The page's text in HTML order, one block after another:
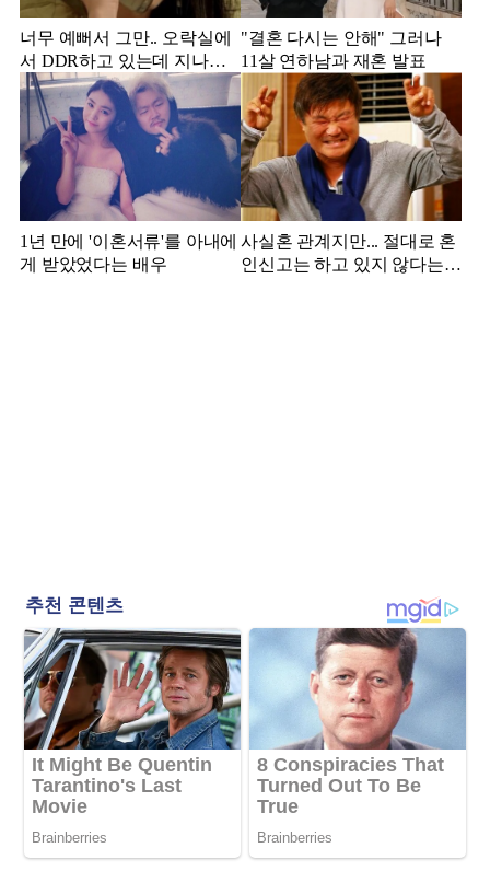
너무 예뻐서 그만.. 오락실에
서 DDR하고 있는데 지나가
던 이상민이 캐스팅했다는 연
예인
"결혼 다시는 안해" 그러나
11살 연하남과 재혼 발표
1년 만에 '이혼서류'를 아내에
게 받았었다는 배우
사실혼 관계지만... 절대로 혼
인신고는 하고 있지 않다는